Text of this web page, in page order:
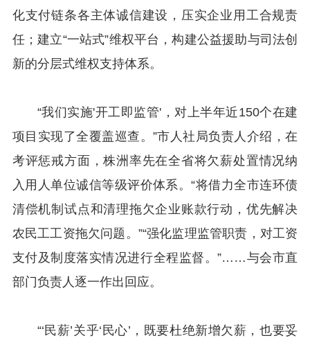
化支付链条各主体诚信建设，压实企业用工合规责
任；建立“一站式”维权平台，构建公益援助与司法创
新的分层式维权支持体系。
“我们实施'开工即监管'，对上半年近150个在建
项目实现了全覆盖巡查。”市人社局负责人介绍，在
考评惩戒方面，株洲率先在全省将欠薪处置情况纳
入用人单位诚信等级评价体系。“将借力全市连环债
清偿机制试点和清理拖欠企业账款行动，优先解决
农民工工资拖欠问题。”“强化监理监管职责，对工资
支付及制度落实情况进行全程监督。”……与会市直
部门负责人逐一作出回应。
“‘民薪’关乎‘民心’，既要杜绝新增欠薪，也要妥